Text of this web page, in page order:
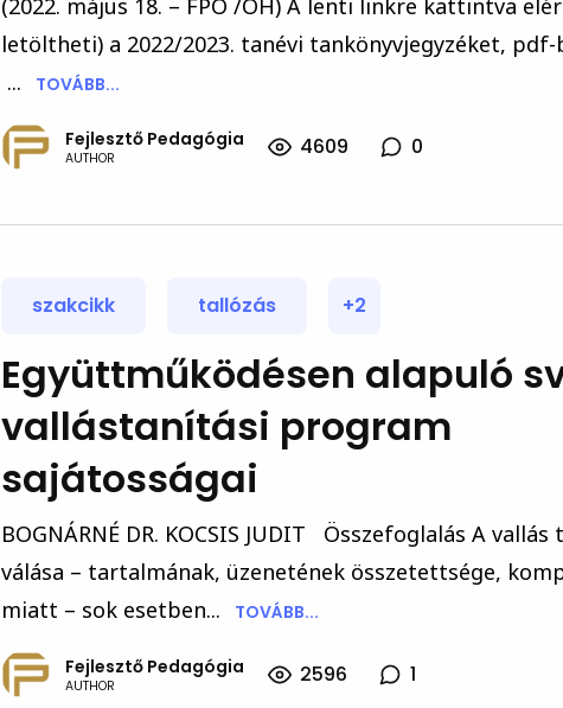
(2022. május 18. – FPO /OH) A lenti linkre kattintva
letöltheti) a 2022/2023. tanévi tankönyvjegyzéket, pdf-
...
TOVÁBB...
Fejlesztő Pedagógia
AUTHOR 4609 0
szakcikk tallózás +2
Együttműködésen alapuló
vallástanítási program
sajátosságai
BOGNÁRNÉ DR. KOCSIS JUDIT Összefoglalás A
válása – tartalmának, üzenetének összetettsége,
miatt – sok esetben...
TOVÁBB...
Fejlesztő Pedagógia
AUTHOR 2596 1